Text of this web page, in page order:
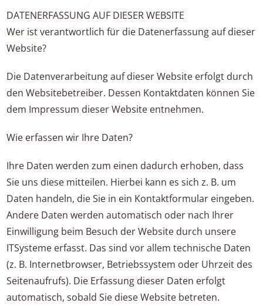
DATENERFASSUNG AUF DIESER WEBSITE
Wer ist verantwortlich für die Datenerfassung auf dieser
Website?
Die Datenverarbeitung auf dieser Website erfolgt durch
den Websitebetreiber. Dessen Kontaktdaten können Sie
dem Impressum dieser Website entnehmen.
Wie erfassen wir Ihre Daten?
Ihre Daten werden zum einen dadurch erhoben, dass
Sie uns diese mitteilen. Hierbei kann es sich z. B. um
Daten handeln, die Sie in ein Kontaktformular eingeben.
Andere Daten werden automatisch oder nach Ihrer
Einwilligung beim Besuch der Website durch unsere
ITSysteme erfasst. Das sind vor allem technische Daten
(z. B. Internetbrowser, Betriebssystem oder Uhrzeit des
Seitenaufrufs). Die Erfassung dieser Daten erfolgt
automatisch, sobald Sie diese Website betreten.